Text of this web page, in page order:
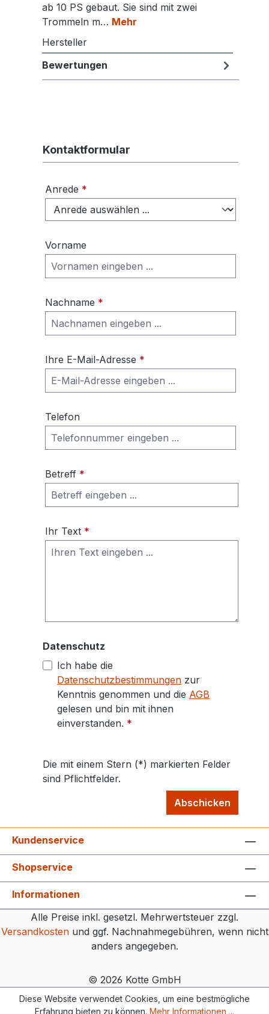
ab 10 PS gebaut. Sie sind mit zwei
Trommeln m… Mehr
Hersteller
Bewertungen
Kontaktformular
Anrede *
Vorname
Nachname *
Ihre E-Mail-Adresse *
Telefon
Betreff *
Ihr Text *
Datenschutz
Ich habe die
Datenschutzbestimmungen zur
Kenntnis genommen und die AGB
gelesen und bin mit ihnen
einverstanden. *
Die mit einem Stern (*) markierten Felder
sind Pflichtfelder.
Abschicken
Kundenservice
Shopservice
Informationen
Alle Preise inkl. gesetzl. Mehrwertsteuer zzgl.
Versandkostenund ggf. Nachnahmegebühren, wenn nicht
anders angegeben.
© 2026 Kotte GmbH
Diese Website verwendet Cookies, um eine bestmögliche
Erfahrung bieten zu können. Mehr Informationen ...